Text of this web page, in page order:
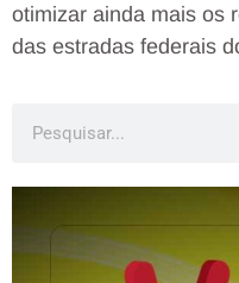
otimizar ainda mais os
das estradas federais